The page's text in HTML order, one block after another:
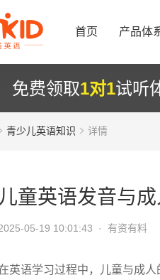
首页 产品体
免费领取1对1试听
青少儿英语知识 详情
儿童英语发音与成
05-19 10:01:43 · 有资有料
英语学习过程中，儿童与成